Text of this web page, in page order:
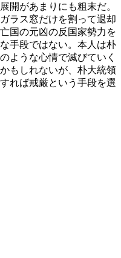
開があまりにも粗末だ。
ラス窓だけを割って退却
国の元凶の反国家勢力を
手段ではない。本人は朴
ような心情で滅びていく
もしれないが、朴大統領
れば戒厳という手段を選